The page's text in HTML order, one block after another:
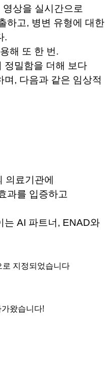
상을 실시간으로
하고, 병변 유형에 대한
.
해 또 한 번.
정밀함을 더해 보다
며, 다음과 같은 임상적
의료기관에
과를 입증하고
는 AI 파트너, ENAD와
로 지정되었습니다
왔습니다!